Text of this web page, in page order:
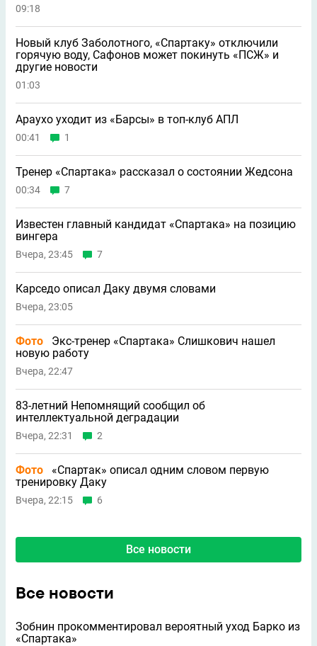
09:18
Новый клуб Заболотного, «Спартаку» отключили
горячую воду, Сафонов может покинуть «ПСЖ» и
другие новости
01:03
Араухо уходит из «Барсы» в топ-клуб АПЛ
00:41 1
Тренер «Спартака» рассказал о состоянии Жедсона
00:34 7
Известен главный кандидат «Спартака» на позицию
вингера
Вчера, 23:45 7
Карседо описал Даку двумя словами
Вчера, 23:05
Фото
Экс-тренер «Спартака» Слишкович нашел
новую работу
Вчера, 22:47
83-летний Непомнящий сообщил об
интеллектуальной деградации
Вчера, 22:31 2
Фото
«Спартак» описал одним словом первую
тренировку Даку
Вчера, 22:15 6
Все новости
Все новости
Зобнин прокомментировал вероятный уход Барко из
«Спартака»